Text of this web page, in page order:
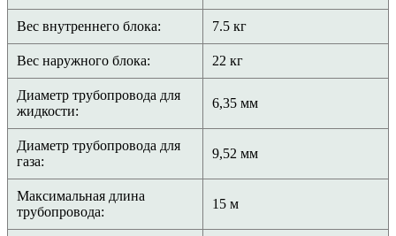
Вес внутреннего блока: 7.5 кг
Вес наружного блока: 22 кг
Диаметр трубопровода для
жидкости:
6,35 мм
Диаметр трубопровода для
газа:
9,52 мм
Максимальная длина
трубопровода:
15 м